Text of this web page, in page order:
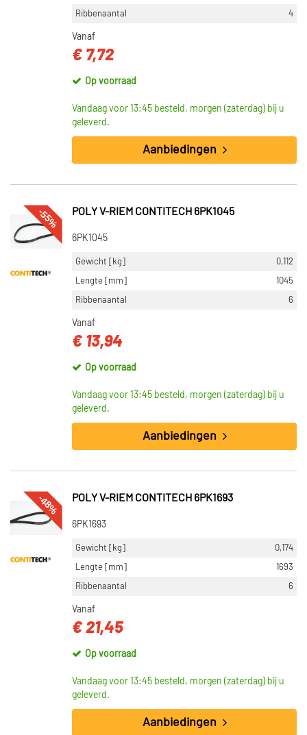
Ribbenaantal
4
Vanaf
€ 7,72
Op voorraad
Vandaag voor 13:45 besteld, morgen (zaterdag) bij u
geleverd.
Aanbiedingen
-55% POLY V-RIEM CONTITECH 6PK1045
6PK1045
Gewicht [kg]
0,112
Lengte [mm]
1045
Ribbenaantal
6
Vanaf
€ 13,94
Op voorraad
Vandaag voor 13:45 besteld, morgen (zaterdag) bij u
geleverd.
Aanbiedingen
-48% POLY V-RIEM CONTITECH 6PK1693
6PK1693
Gewicht [kg]
0,174
Lengte [mm]
1693
Ribbenaantal
6
Vanaf
€ 21,45
Op voorraad
Vandaag voor 13:45 besteld, morgen (zaterdag) bij u
geleverd.
Aanbiedingen